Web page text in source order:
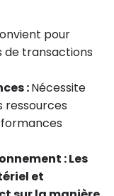
pour
de transactions
:Nécessite
ressources
: Les
et